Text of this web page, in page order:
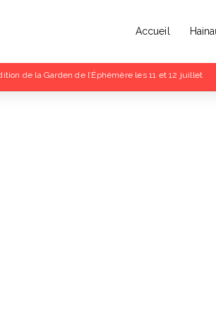
Accueil
vous au Parc Zola de Denain ce vendredi